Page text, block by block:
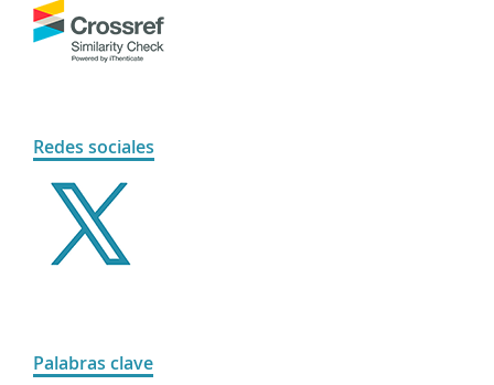
Redes sociales
Palabras clave